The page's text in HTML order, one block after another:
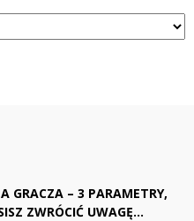
GRACZA – 3 PARAMETRY,
ZWRÓCIĆ UWAGĘ...